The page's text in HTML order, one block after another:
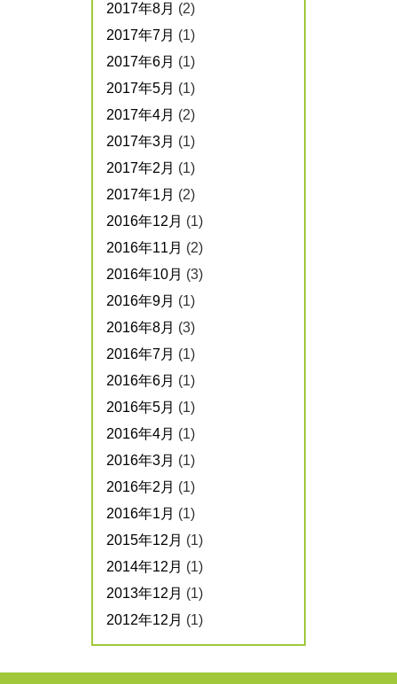
2017年8月 (2)
2017年7月 (1)
2017年6月 (1)
2017年5月 (1)
2017年4月 (2)
2017年3月 (1)
2017年2月 (1)
2017年1月 (2)
2016年12月 (1)
2016年11月 (2)
2016年10月 (3)
2016年9月 (1)
2016年8月 (3)
2016年7月 (1)
2016年6月 (1)
2016年5月 (1)
2016年4月 (1)
2016年3月 (1)
2016年2月 (1)
2016年1月 (1)
2015年12月 (1)
2014年12月 (1)
2013年12月 (1)
2012年12月 (1)